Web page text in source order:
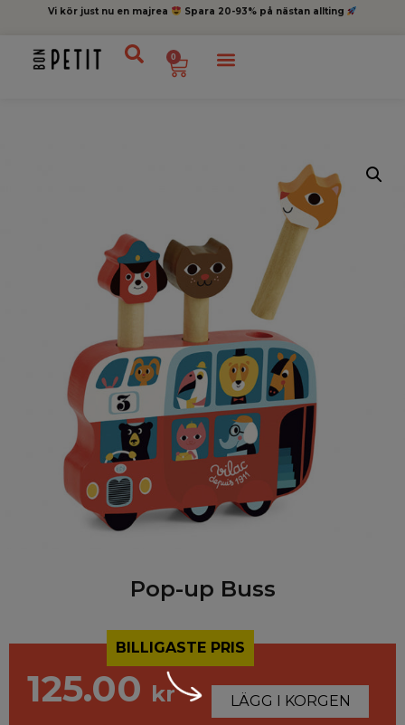
Vi kör just nu en majrea Spara 20-93% på nästan allting
0
Pop-up Buss
BILLIGASTE PRIS
125.00 kr LÄGG I KORGEN